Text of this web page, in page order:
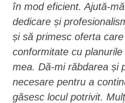
în mod eficient. Ajută-
dedicare și
și să primesc oferta
conformitate cu
mea. Dă-mi răbdarea și
necesare pentru a
găsesc locul potrivit.